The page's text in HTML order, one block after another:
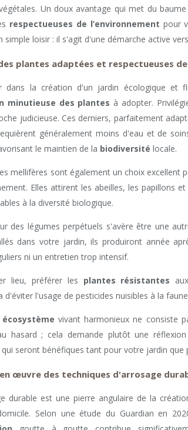
Un doux avantage qui met du
respectueuses de l’environnement pour
simple loisir : il s'agit d'une démarche active
plantes adaptées et respectueuses
dans la création d'un jardin écologique et
minutieuse des plantes à adopter.
judicieuse. Ces derniers, parfaitement
généralement moins d'eau et de
le maintien de la biodiversité locale.
mellifères sont également un choix excellent
Elles attirent les abeilles, les papillons
à la diversité biologique.
des légumes perpétuels s'avère être une
dans votre jardin, ils produiront année
ni un entretien trop intensif.
lieu, préférer les plantes résistantes
d'éviter l'usage de pesticides nuisibles à la
écosystème vivant harmonieux ne consiste
hasard ; cela demande plutôt une
seront bénéfiques tant pour votre jardin que
œuvre des techniques d'arrosage
durable est une pierre angulaire de la
Selon une étude du Guardian en